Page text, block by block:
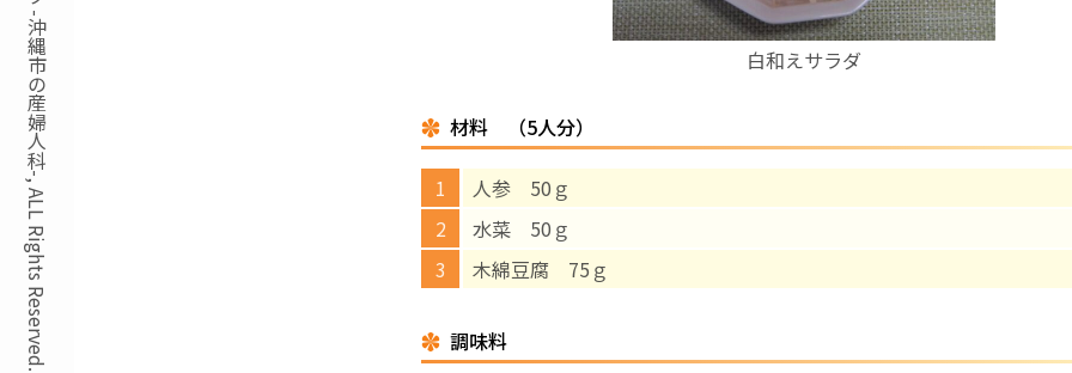
白和えサラダ
材料 （5人分）
人参 50ｇ
水菜 50ｇ
木綿豆腐 75ｇ
調味料
予防接種
‘さんルーム’ でさまざまな講座・クラス
遠方にお住まいで当院での出産を希望される方へ